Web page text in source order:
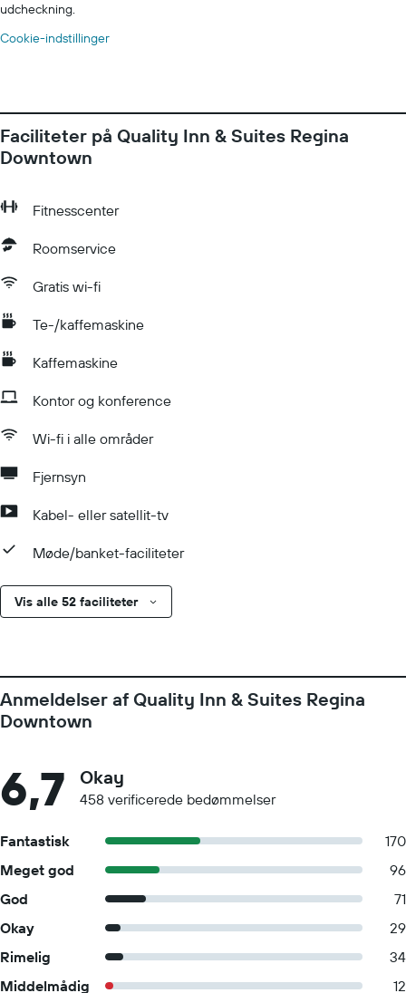
udcheckning.
Cookie-indstillinger
Faciliteter på Quality Inn & Suites Regina
Downtown
Fitnesscenter
Roomservice
Gratis wi-fi
Te-/kaffemaskine
Kaffemaskine
Kontor og konference
Wi-fi i alle områder
Fjernsyn
Kabel- eller satellit-tv
Møde/banket-faciliteter
Vis alle 52 faciliteter
Anmeldelser af Quality Inn & Suites Regina
Downtown
6,7 Okay
458 verificerede bedømmelser
Fantastisk
170
Meget god
96
God
71
Okay
29
Rimelig
34
Middelmådig
12